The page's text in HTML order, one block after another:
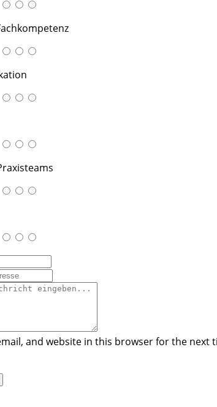
and website in this browser for the next